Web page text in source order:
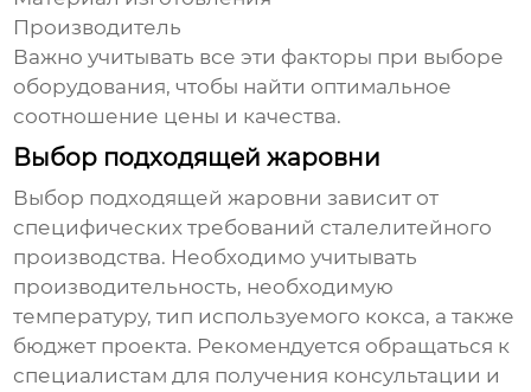
Производитель
Важно учитывать все эти факторы при выборе
оборудования, чтобы найти оптимальное
соотношение цены и качества.
Выбор подходящей жаровни
Выбор подходящей жаровни зависит от
специфических требований сталелитейного
производства. Необходимо учитывать
производительность, необходимую
температуру, тип используемого кокса, а также
бюджет проекта. Рекомендуется обращаться к
специалистам для получения консультации и